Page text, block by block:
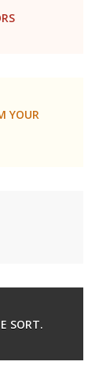
YOUR
SORT.